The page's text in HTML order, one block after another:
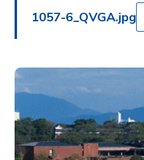
1057-1_QVGA.jpg